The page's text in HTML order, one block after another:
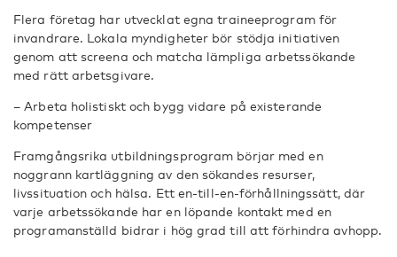
Flera företag har utvecklat egna traineeprogram för
invandrare. Lokala myndigheter bör stödja initiativen
genom att screena och matcha lämpliga arbetssökande
med rätt arbetsgivare.
– Arbeta holistiskt och bygg vidare på existerande
kompetenser
Framgångsrika utbildningsprogram börjar med en
noggrann kartläggning av den sökandes resurser,
livssituation och hälsa. Ett en-till-en-förhållningssätt, där
varje arbetssökande har en löpande kontakt med en
programanställd bidrar i hög grad till att förhindra avhopp.